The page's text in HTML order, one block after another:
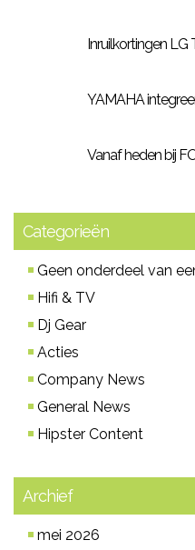
Inruilkortingen LG
YAMAHA
Vanaf heden bij
Categorieën
Geen onderdeel van
Hifi & TV
Dj Gear
Acties
Company News
General News
Hipster Content
Archief
mei 2026